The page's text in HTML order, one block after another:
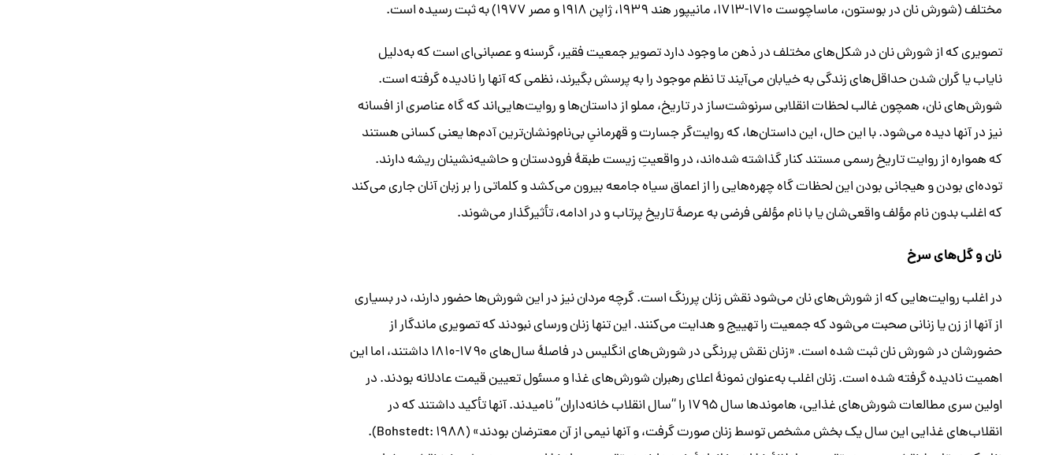
مختلف (شورش نان در بوستون، ماساچوست ۱۷۱۰-۱۷۱۳، مانیپور هند ۱۹۳۹، ژاپن ۱۹۱۸ و مصر ۱۹۷۷) به ثبت رسیده است.
تصویری که از شورش‌ نان در شکل‌های مختلف در ذهن ما وجود دارد تصویر جمعیت فقیر، گرسنه و عصبانی‌ای ا‌ست که به‌دلیل
نایاب یا گران شدن حداقل‌های زندگی به خیابان می‌آیند تا نظم موجود را به پرسش بگیرند، نظمی که آنها را نادیده گرفته است.
شورش‌های نان، همچون غالب لحظات انقلابی سرنوشت‌ساز در تاریخ، مملو از داستان‌ها و روایت‌هایی‌اند که گاه عناصری از افسانه
نیز در آنها دیده می‌شود. با این حال، این داستان‌ها، که روایت‌گر جسارت و قهرمانیِ بی‌نام‌‌و‌نشان‌ترین آدم‌ها یعنی کسانی هستند
که همواره از روایت تاریخ رسمی مستند کنار گذاشته شده‌اند، در واقعیتِ زیست طبقۀ فرودستان و حاشیه‌نشینان ریشه دارند.
توده‌ای بودن و هیجانی بودن این لحظات گاه چهره‌هایی را از اعماق سیاه جامعه بیرون می‌کشد و کلماتی را بر زبان آنان جاری می‌کند
که اغلب بدون نام مؤلف واقعی‌شان یا با نام مؤلفی فرضی به عرصۀ تاریخ پر‌تاب و در ادامه، تأثیرگذار می‌شوند.
نان و گل‌های سرخ
در اغلب روایت‌هایی که از شورش‌های نان می‌شود نقش زنان پر‌رنگ است. گرچه مردان نیز در این شورش‌ها حضور دارند، در بسیاری
از آنها از زن یا زنانی صحبت می‌شود که جمعیت را تهییج و هدایت می‌کنند. این تنها زنان ورسای نبودند که تصویری ماندگار از
حضورشان در شورش نان ثبت شده است. «زنان نقش پر‌رنگی در شورش‌های انگلیس در فاصلۀ سال‌های ۱۷۹۰-۱۸۱۰ داشتند، اما این
اهمیت نادیده گرفته شده است. زنان اغلب به‌عنوان نمونۀ اعلای رهبران شورش‌های غذا و مسئول تعیین قیمت عادلانه بودند. در
اولین سری مطالعات شورش‌های غذایی، هاموندها سال ۱۷۹۵ را “سال انقلاب خانه‌داران” نامیدند. آنها تأکید داشتند که در
انقلاب‌های غذایی این سال یک بخش مشخص توسط زنان صورت گرفت، و آنها نیمی از آن معترضان بودند» (Bohstedt: ۱۹۸۸).